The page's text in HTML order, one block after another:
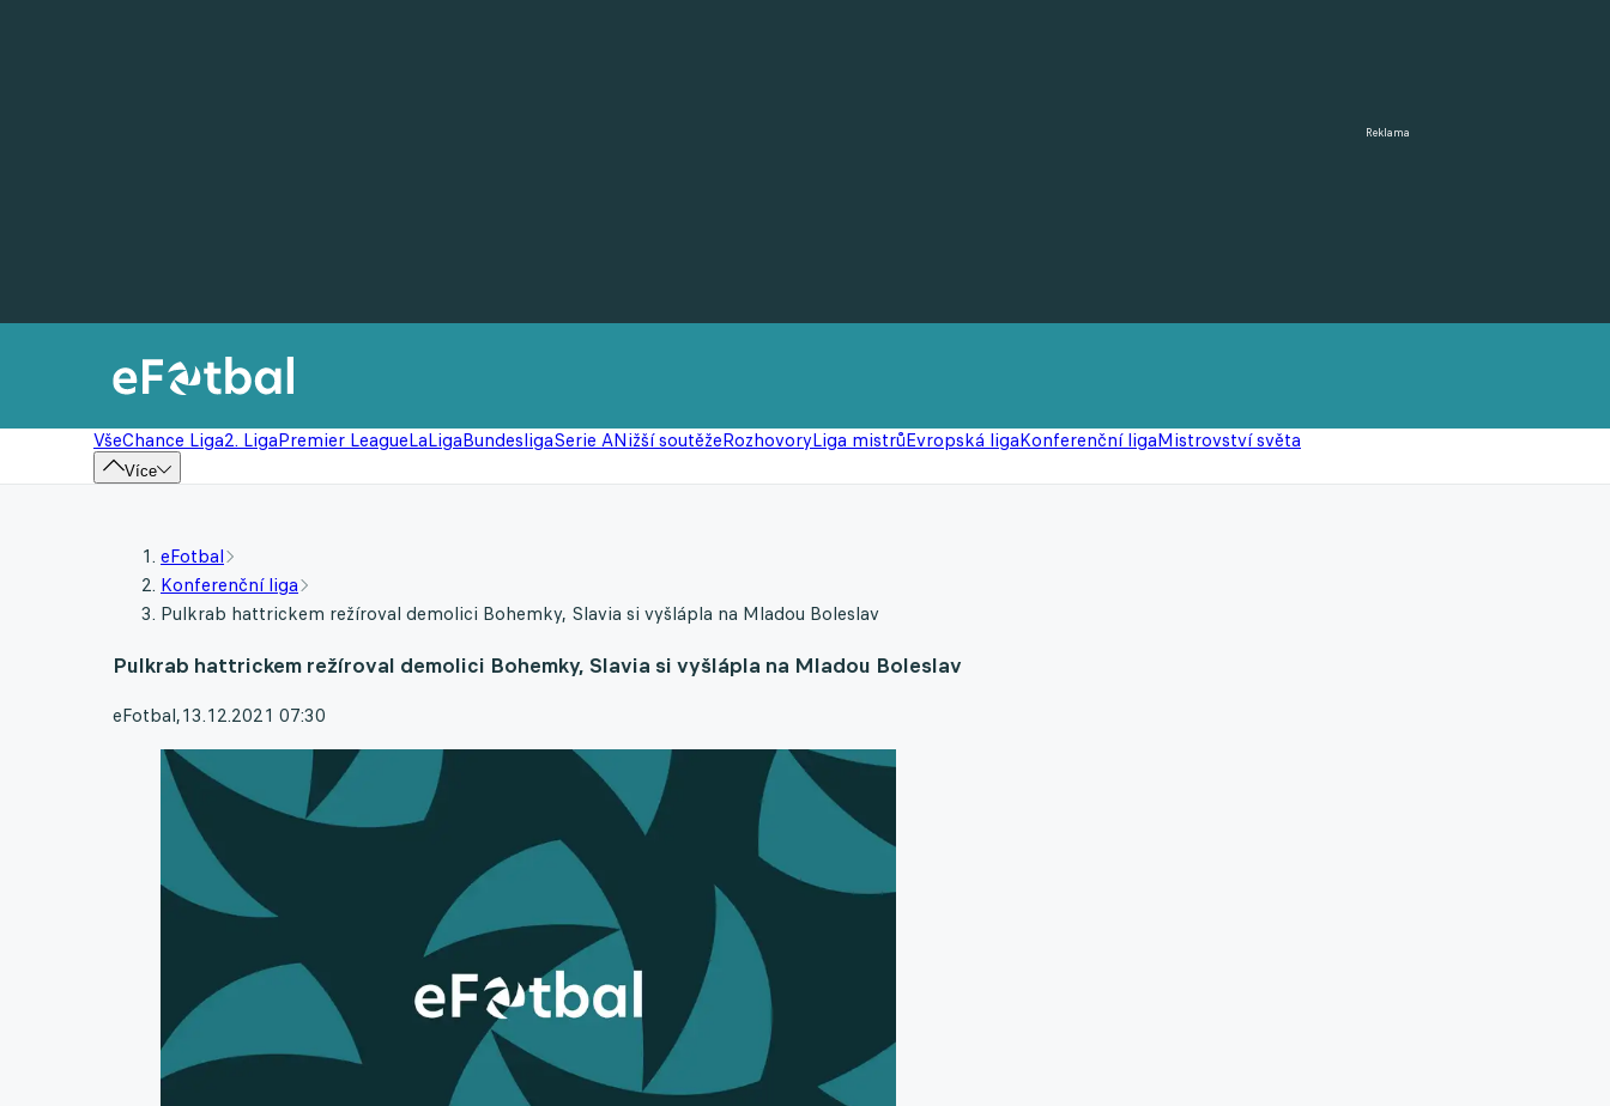
Reklama
VšeChance Liga2. LigaPremier LeagueLaLigaBundesligaSerie ANižší soutěžeRozhovoryLiga mistrůEvropská ligaKonferenční ligaMistrovství světa
Více
eFotbal
Konferenční liga
Pulkrab hattrickem režíroval demolici Bohemky, Slavia si vyšlápla na Mladou Boleslav
Pulkrab hattrickem režíroval demolici Bohemky, Slavia si vyšlápla na Mladou Boleslav
eFotbal,13.12.2021 07:30